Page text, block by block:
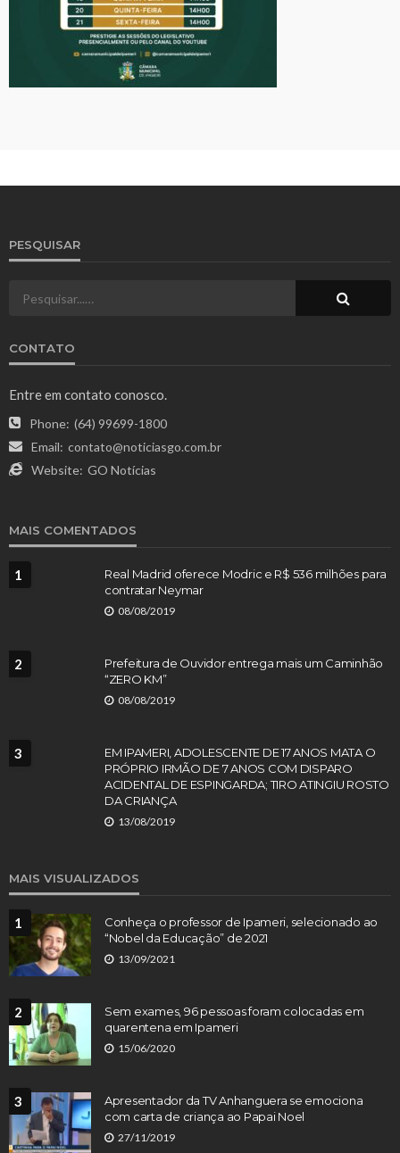
PESQUISAR
CONTATO
Entre em contato conosco.
Phone: (64) 99699-1800
Email: contato@noticiasgo.com.br
Website: GO Notícias
MAIS COMENTADOS
1
Real Madrid oferece Modric e R$ 536 milhões para
contratar Neymar
08/08/2019
2
Prefeitura de Ouvidor entrega mais um Caminhão
“ZERO KM”
08/08/2019
3
EM IPAMERI, ADOLESCENTE DE 17 ANOS MATA O
PRÓPRIO IRMÃO DE 7 ANOS COM DISPARO
ACIDENTAL DE ESPINGARDA; TIRO ATINGIU ROSTO
DA CRIANÇA
13/08/2019
MAIS VISUALIZADOS
1
Conheça o professor de Ipameri, selecionado ao
“Nobel da Educação” de 2021
13/09/2021
2
Sem exames, 96 pessoas foram colocadas em
quarentena em Ipameri
15/06/2020
3
Apresentador da TV Anhanguera se emociona
com carta de criança ao Papai Noel
27/11/2019